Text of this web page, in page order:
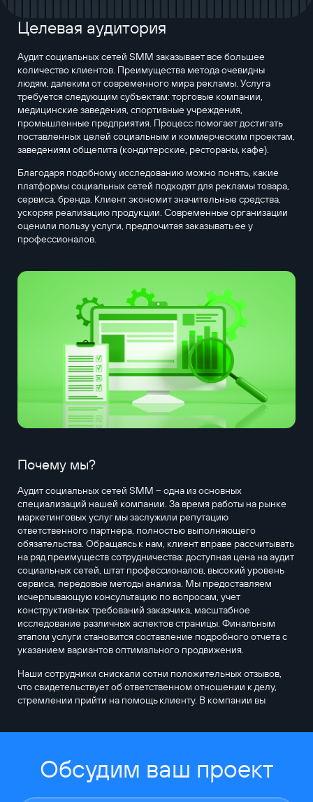
Целевая аудитория
Аудит социальных сетей SMM заказывает все большее
количество клиентов. Преимущества метода очевидны
людям, далеким от современного мира рекламы. Услуга
требуется следующим субъектам: торговые компании,
медицинские заведения, спортивные учреждения,
промышленные предприятия. Процесс помогает достигать
поставленных целей социальным и коммерческим проектам,
заведениям общепита (кондитерские, рестораны, кафе).
Благодаря подобному исследованию можно понять, какие
платформы социальных сетей подходят для рекламы товара,
сервиса, бренда. Клиент экономит значительные средства,
ускоряя реализацию продукции. Современные организации
оценили пользу услуги, предпочитая заказывать ее у
профессионалов.
Почему мы?
Аудит социальных сетей SMM – одна из основных
специализаций нашей компании. За время работы на рынке
маркетинговых услуг мы заслужили репутацию
ответственного партнера, полностью выполняющего
обязательства. Обращаясь к нам, клиент вправе рассчитывать
на ряд преимуществ сотрудничества: доступная цена на аудит
социальных сетей, штат профессионалов, высокий уровень
сервиса, передовые методы анализа. Мы предоставляем
исчерпывающую консультацию по вопросам, учет
конструктивных требований заказчика, масштабное
исследование различных аспектов страницы. Финальным
этапом услуги становится составление подробного отчета с
указанием вариантов оптимального продвижения.
Наши сотрудники снискали сотни положительных отзывов,
что свидетельствует об ответственном отношении к делу,
стремлении прийти на помощь клиенту. В компании вы
Обсудим ваш проект